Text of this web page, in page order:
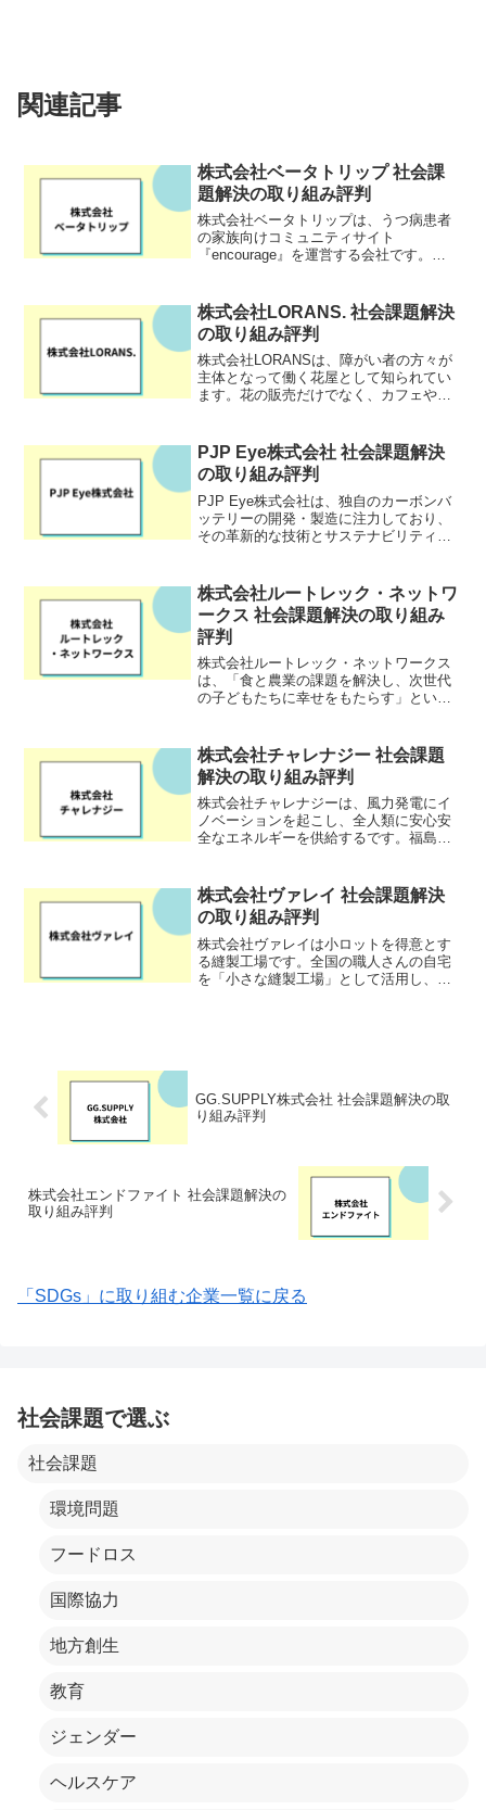
関連記事
株式会社ベータトリップ 社会課
題解決の取り組み評判
株式会社ベータトリップは、うつ病患者
の家族向けコミュニティサイト
『encourage』を運営する会社です。
す。患者やその家族、医療・産業保健分
野の知識・経験を体...
株式会社LORANS. 社会課題解決
の取り組み評判
株式会社LORANSは、障がい者の方々が
主体となって働く花屋として知られてい
ます。花の販売だけでなく、カフェやグ
を活かした働き方を支援しています。同
社が目指すのは、花を...
PJP Eye株式会社 社会課題解決
の取り組み評判
PJP Eye株式会社は、独自のカーボンバ
ッテリーの開発・製造に注力しており、
その革新的な技術とサステナビリティへ
バッテリーを手掛け、環境に優しく、高
性能なバッテリー技...
株式会社ルートレック・ネットワ
ークス 社会課題解決の取り組み
評判
株式会社ルートレック・ネットワークス
は、「食と農業の課題を解決し、次世代
の子どもたちに幸せをもたらす」という
援を手掛ける企業です。米国、イスラエ
ル、日本の3カ国で特許を...
株式会社チャレナジー 社会課題
解決の取り組み評判
株式会社チャレナジーは、風力発電にイ
ノベーションを起こし、全人類に安心安
全なエネルギーを供給するです。福島の
く、風向風速の変化に強い垂直軸型マグ
ナス式風力発電機の開発を...
株式会社ヴァレイ 社会課題解決
の取り組み評判
株式会社ヴァレイは小ロットを得意とす
る縫製工場です。全国の職人さんの自宅
を「小さな縫製工場」として活用し、マ
GG.SUPPLY株式会社 社会課題解決の取
り組み評判
株式会社エンドファイト 社会課題解決の
取り組み評判
「SDGs」に取り組む企業一覧に戻る
社会課題で選ぶ
社会課題
環境問題
フードロス
国際協力
地方創生
教育
ジェンダー
ヘルスケア